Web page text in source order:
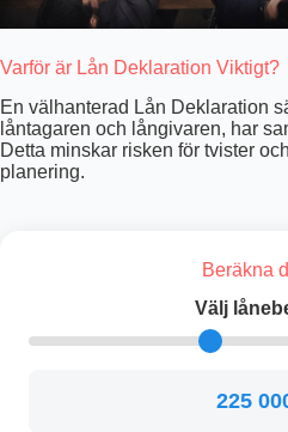
Varför är Lån Deklaration Viktigt?
En välhanterad Lån Deklaration
låntagaren och långivaren, har
Detta minskar risken för tvister
planering.
Beräkna
Välj
225